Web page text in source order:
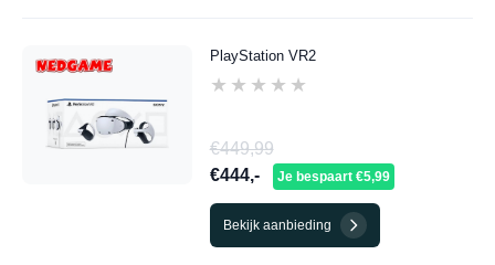
PlayStation VR2
★★★★★
★★★★★
€449,99
€444,-
Je bespaart €5,99
Bekijk aanbieding